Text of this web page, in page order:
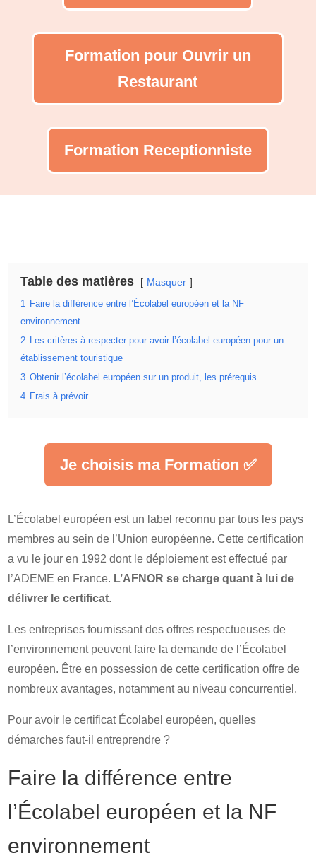
Formation pour Ouvrir un
Restaurant
Formation Receptionniste
Table des matières Masquer
1 Faire la différence entre l’Écolabel européen et la NF
environnement
2 Les critères à respecter pour avoir l’écolabel européen pour un
établissement touristique
3 Obtenir l’écolabel européen sur un produit, les prérequis
4 Frais à prévoir
Je choisis ma Formation ✅
L’Écolabel européen est un label reconnu par tous les pays
membres au sein de l’Union européenne. Cette certification
a vu le jour en 1992 dont le déploiement est effectué par
l’ADEME en France. L’AFNOR se charge quant à lui de
délivrer le certificat.
Les entreprises fournissant des offres respectueuses de
l’environnement peuvent faire la demande de l’Écolabel
européen. Être en possession de cette certification offre de
nombreux avantages, notamment au niveau concurrentiel.
Pour avoir le certificat Écolabel européen, quelles
démarches faut-il entreprendre ?
Faire la différence entre
l’Écolabel européen et la NF
environnement